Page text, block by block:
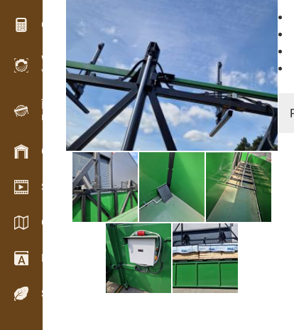
Calculatoare lemn
WoodProfi
Volum de lemn cu IA
Înregistrator de date
Inventarul lemnului pe teren
Gestionarea stocurilor
Showroom video
Cataloage / Broșuri
Dicţionar
Specii de lemn